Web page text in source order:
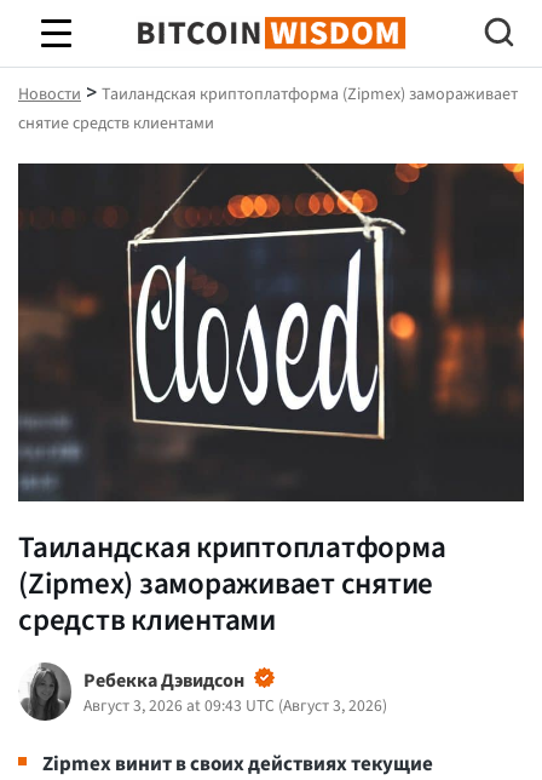
Биткойн Мудрость
Новости > Таиландская криптоплатформа (Zipmex) замораживает
снятие средств клиентами
Таиландская криптоплатформа
(Zipmex) замораживает снятие
средств клиентами
Ребекка Дэвидсон
Август 3, 2026 at 09:43 UTC (Август 3, 2026)
Zipmex винит в своих действиях текущие